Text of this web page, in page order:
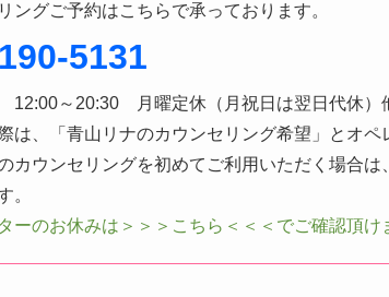
ングご予約はこちらで承っております。
5131
12:00～20:30 月曜定休（月祝日は翌日代休）
は、「青山リナのカウンセリング希望」とオペ
カウンセリングを初めてご利用いただく場合
。
ーのお休みは＞＞＞こちら＜＜＜でご確認頂け